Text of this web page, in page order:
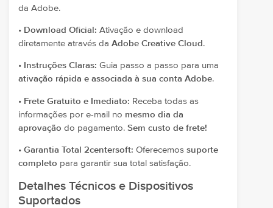
da Adobe.
• Download Oficial: Ativação e download
diretamente através da Adobe Creative Cloud .
• Instruções Claras: Guia passo a passo para uma
ativação rápida e associada à sua conta Adobe.
• Frete Gratuito e Imediato: Receba todas as
informações por e-mail no mesmo dia da
aprovação do pagamento. Sem custo de frete!
• Garantia Total 2centersoft: Oferecemos suporte
completo para garantir sua total satisfação.
Detalhes Técnicos e Dispositivos
Suportados